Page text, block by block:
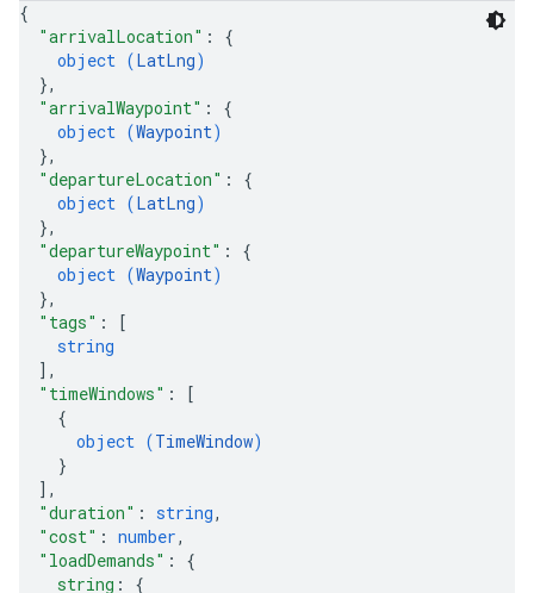
{
"arrivalLocation" : {
object (LatLng)
},
"arrivalWaypoint" : {
object (Waypoint)
},
"departureLocation" : {
object (LatLng)
},
"departureWaypoint" : {
object (Waypoint)
},
"tags" :
[
string
] ,
"timeWindows" :
[
{
object (TimeWindow)
}
] ,
"duration" : string,
"cost" : number,
"loadDemands" : {
string : {